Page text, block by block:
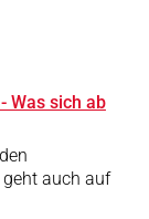
Was sich ab
auch auf